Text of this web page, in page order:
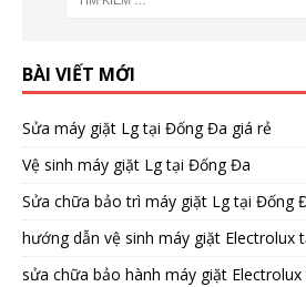
BÀI VIẾT MỚI
Sửa máy giặt Lg tại Đống Đa giá rẻ
Vệ sinh máy giặt Lg tại Đống Đa
Sửa chữa bảo trì máy giặt Lg tại Đống
hướng dẫn vệ sinh máy giặt Electrolux
sửa chữa bảo hành máy giặt Electrolux